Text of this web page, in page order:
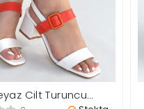
Cilt Turuncu